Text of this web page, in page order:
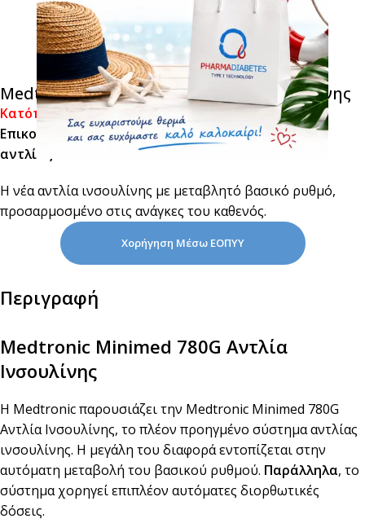
Medtronic Minimed 780G Αντλία Ινσουλίνης
Κατόπιν Παραγγελίας
Επικοινωνήστε μαζί μας για την παραγγελία της
αντλίας.
Η νέα αντλία ινσουλίνης με μεταβλητό βασικό ρυθμό,
προσαρμοσμένο στις ανάγκες του καθενός.
Χορήγηση Μέσω ΕΟΠΥΥ
Περιγραφή
Medtronic Minimed 780G Αντλία
Ινσουλίνης
Η Medtronic παρουσιάζει την Medtronic Minimed 780G
Αντλία Ινσουλίνης, το πλέον προηγμένο σύστημα αντλίας
ινσουλίνης. Η μεγάλη του διαφορά εντοπίζεται στην
αυτόματη μεταβολή του βασικού ρυθμού. Παράλληλα, το
σύστημα χορηγεί επιπλέον αυτόματες διορθωτικές
δόσεις.